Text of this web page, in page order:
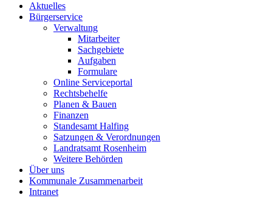
Aktuelles
Bürgerservice
Verwaltung
Mitarbeiter
Sachgebiete
Aufgaben
Formulare
Online Serviceportal
Rechtsbehelfe
Planen & Bauen
Finanzen
Standesamt Halfing
Satzungen & Verordnungen
Landratsamt Rosenheim
Weitere Behörden
Über uns
Kommunale Zusammenarbeit
Intranet